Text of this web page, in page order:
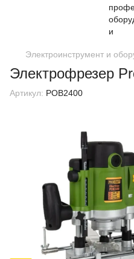
Электроинструмент и
Электрофрезер
Артикул: POB2400